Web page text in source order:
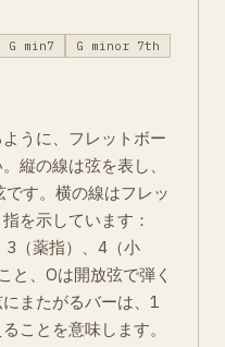
G min7
G minor 7th
うに、フレットボー
縦の線は弦を表し、
す。横の線はフレッ
を示しています：
3（薬指）、4（小
と、Oは開放弦で弾く
またがるバーは、1
ことを意味します。